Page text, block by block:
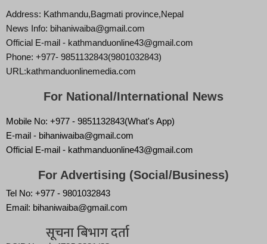
Address: Kathmandu,Bagmati province,Nepal
News Info: bihaniwaiba@gmail.com
Official E-mail - kathmanduonline43@gmail.com
Phone: +977- 9851132843(9801032843)
URL:kathmanduonlinemedia.com
For National/International News
Mobile No: +977 - 9851132843(What's App)
E-mail - bihaniwaiba@gmail.com
Official E-mail - kathmanduonline43@gmail.com
For Advertising (Social/Business)
Tel No: +977 - 9801032843
Email: bihaniwaiba@gmail.com
सूचना बिभाग दर्ता